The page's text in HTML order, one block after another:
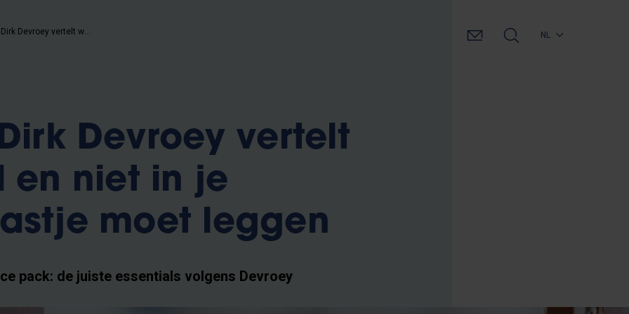
NL
Devroey vertelt
en niet in je
moet leggen
pack: de juiste essentials volgens Devroey